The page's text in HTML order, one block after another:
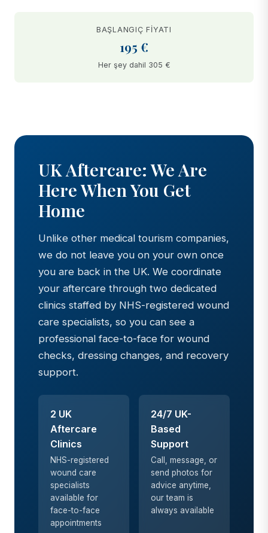
BAŞLANGIÇ FIYATI
195 €
Her şey dahil 305 €
UK Aftercare: We Are
Here When You Get
Home
Unlike other medical tourism companies,
we do not leave you on your own once
you are back in the UK. We coordinate
your aftercare through two dedicated
clinics staffed by NHS-registered wound
care specialists, so you can see a
professional face-to-face for wound
checks, dressing changes, and recovery
support.
2 UK
Aftercare
Clinics
NHS-registered
wound care
specialists
available for
face-to-face
appointments
24/7 UK-
Based
Support
Call, message, or
send photos for
advice anytime,
our team is
always available